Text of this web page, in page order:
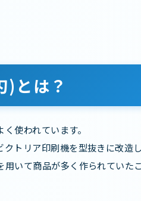
)とは？
使われています。
クトリア印刷機を型抜きに改
いて商品が多く作られてい